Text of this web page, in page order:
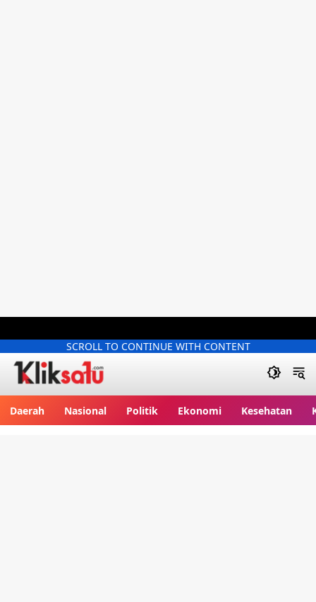
SCROLL TO CONTINUE WITH CONTENT
Daerah Nasional Politik Ekonomi Kesehatan